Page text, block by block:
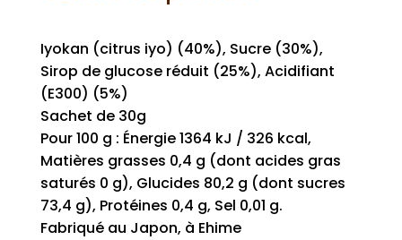
Iyokan (citrus iyo) (40%), Sucre (30%),
Sirop de glucose réduit (25%), Acidifiant
(E300) (5%)
Sachet de 30g
Pour 100 g : Énergie 1364 kJ / 326 kcal,
Matières grasses 0,4 g (dont acides gras
saturés 0 g), Glucides 80,2 g (dont sucres
73,4 g), Protéines 0,4 g, Sel 0,01 g.
Fabriqué au Japon, à Ehime